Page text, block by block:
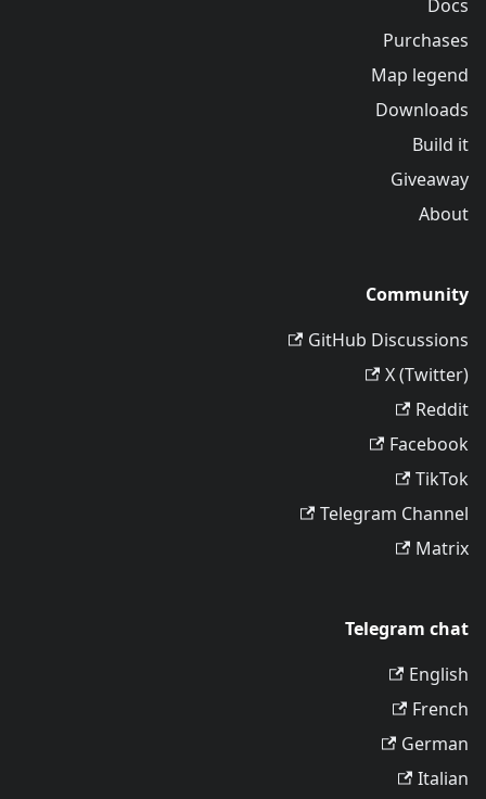
Docs
Purchases
Map legend
Downloads
Build it
Giveaway
About
Community
GitHub Discussions
X (Twitter)
Reddit
Facebook
TikTok
Telegram Channel
Matrix
Telegram chat
English
French
German
Italian